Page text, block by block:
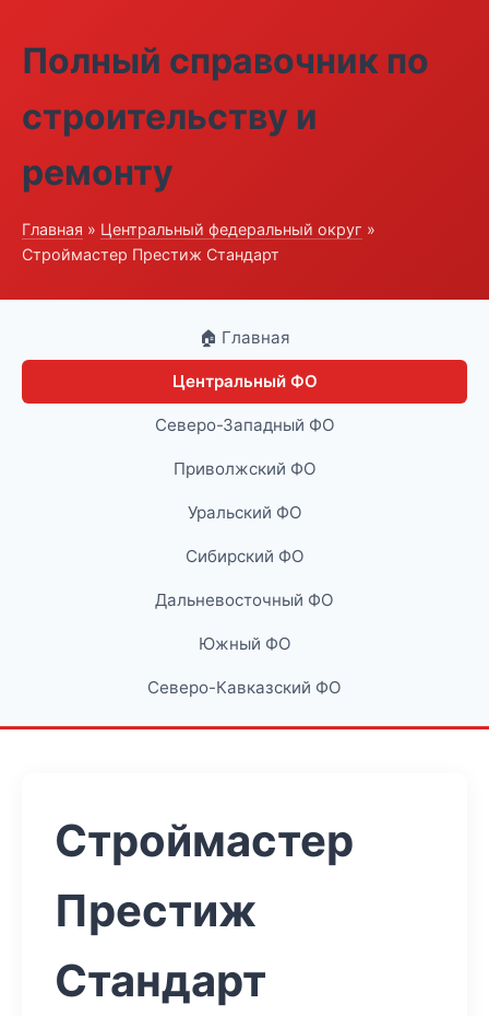
Полный справочник по
строительству и
ремонту
Главная » Центральный федеральный округ »
Строймастер Престиж Стандарт
🏠 Главная
Центральный ФО
Северо-Западный ФО
Приволжский ФО
Уральский ФО
Сибирский ФО
Дальневосточный ФО
Южный ФО
Северо-Кавказский ФО
Строймастер
Престиж
Стандарт